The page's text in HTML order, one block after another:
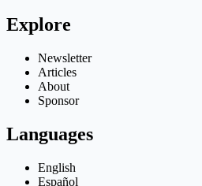
Explore
Newsletter
Articles
About
Sponsor
Languages
English
Español